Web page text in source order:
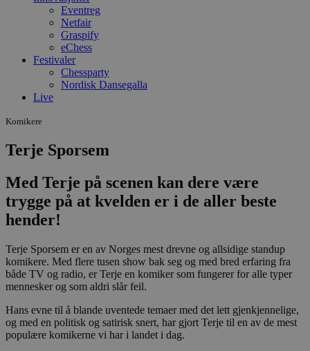
Eventreg
Netfair
Graspify
eChess
Festivaler
Chessparty
Nordisk Dansegalla
Live
Komikere
Terje Sporsem
Med Terje på scenen kan dere være
trygge på at kvelden er i de aller beste
hender!
Terje Sporsem er en av Norges mest drevne og allsidige standup
komikere. Med flere tusen show bak seg og med bred erfaring fra
både TV og radio, er Terje en komiker som fungerer for alle typer
mennesker og som aldri slår feil.
Hans evne til å blande uventede temaer med det lett gjenkjennelige,
og med en politisk og satirisk snert, har gjort Terje til en av de mest
populære komikerne vi har i landet i dag.